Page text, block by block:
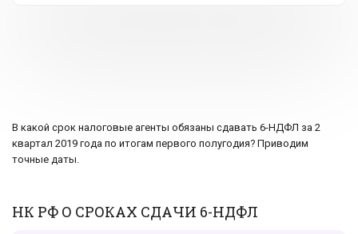
В какой срок налоговые агенты обязаны сдавать 6-НДФЛ за 2
квартал 2019 года по итогам первого полугодия? Приводим
точные даты.
НК РФ О СРОКАХ СДАЧИ 6-НДФЛ